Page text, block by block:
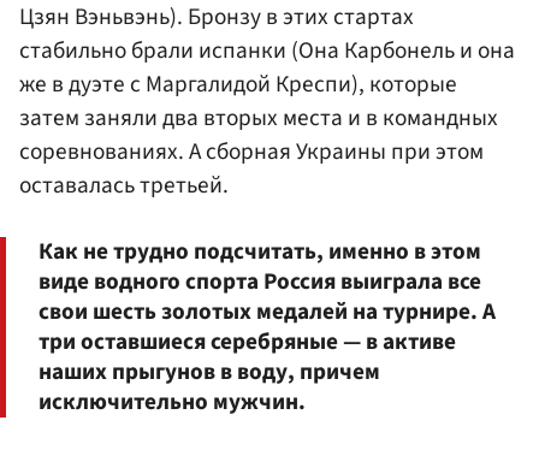
Цзян Вэньвэнь). Бронзу в этих стартах
стабильно брали испанки (Она Карбонель и она
же в дуэте с Маргалидой Креспи), которые
затем заняли два вторых места и в командных
соревнованиях. А сборная Украины при этом
оставалась третьей.
Как не трудно подсчитать, именно в этом
виде водного спорта Россия выиграла все
свои шесть золотых медалей на турнире. А
три оставшиеся серебряные — в активе
наших прыгунов в воду, причем
исключительно мужчин.